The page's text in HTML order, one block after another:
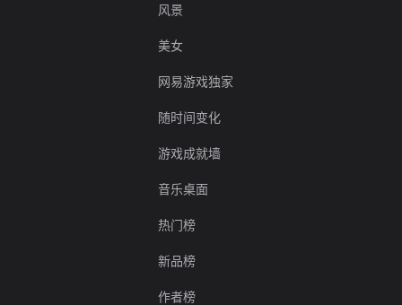
风景
美女
网易游戏独家
随时间变化
游戏成就墙
音乐桌面
热门榜
新品榜
作者榜